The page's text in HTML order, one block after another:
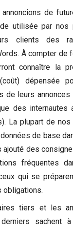
de
utilisée par nos
clients des
À compter de
connaître la
dépensée
de leurs
des internautes
La plupart de
de base
ajouté des
fréquentes
qui se
obligations.
tiers et les
sachent